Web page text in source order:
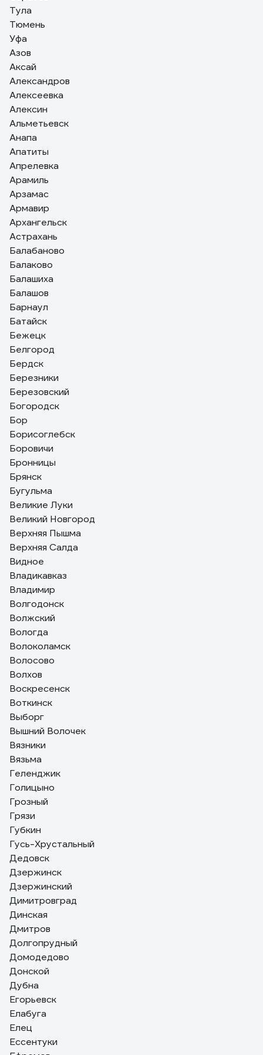
Тула
Тюмень
Уфа
Азов
Аксай
Александров
Алексеевка
Алексин
Альметьевск
Анапа
Апатиты
Апрелевка
Арамиль
Арзамас
Армавир
Архангельск
Астрахань
Балабаново
Балаково
Балашиха
Балашов
Барнаул
Батайск
Бежецк
Белгород
Бердск
Березники
Березовский
Богородск
Бор
Борисоглебск
Боровичи
Бронницы
Брянск
Бугульма
Великие Луки
Великий Новгород
Верхняя Пышма
Верхняя Салда
Видное
Владикавказ
Владимир
Волгодонск
Волжский
Вологда
Волоколамск
Волосово
Волхов
Воскресенск
Воткинск
Выборг
Вышний Волочек
Вязники
Вязьма
Геленджик
Голицыно
Грозный
Грязи
Губкин
Гусь-Хрустальный
Дедовск
Дзержинск
Дзержинский
Димитровград
Динская
Дмитров
Долгопрудный
Домодедово
Донской
Дубна
Егорьевск
Елабуга
Елец
Ессентуки